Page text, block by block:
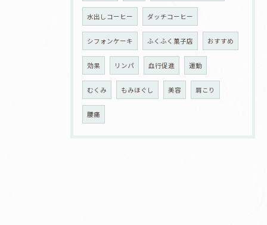
水出しコーヒー ダッチコーヒー
シフォンケーキ ふくふく菓子店 おすすめ
効果 リンパ 血行促進 運動
むくみ もみほぐし 美容 肩こり
腰痛